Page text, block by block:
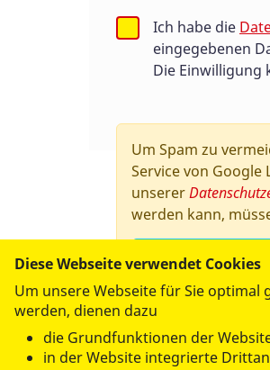
Ich habe die
eingegebenen
Die Einwilligung
Um Spam zu
Service von Google
unserer
werden kann,
Drittanbieter-
ANGEBOTE FÜR SIE
Diese Webseite verwendet Cookies
Um unsere Webseite für Sie
werden, dienen dazu
die Grundfunktionen der
in der Website integrierte